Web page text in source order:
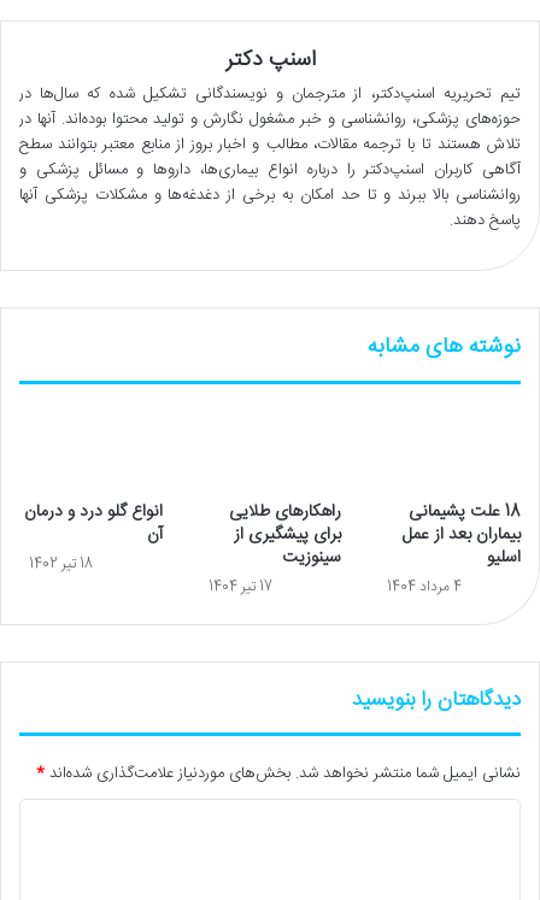
اسنپ دکتر
تیم تحریریه اسنپ‌دکتر، از مترجمان و نویسندگانی تشکیل شده که سال‌ها در
حوزه‌های پزشکی، روانشناسی و خبر مشغول نگارش و تولید محتوا بوده‌اند. آنها در
تلاش هستند تا با ترجمه مقالات، مطالب و اخبار بروز از منابع معتبر بتوانند سطح
آگاهی کاربران اسنپ‌دکتر را درباره انواع بیماری‌ها، داروها و مسائل پزشکی و
روانشناسی بالا ببرند و تا حد امکان به برخی از دغدغه‌ها و مشکلات پزشکی آنها
پاسخ دهند.
نوشته های مشابه
18 علت پشیمانی
بیماران بعد از عمل
اسلیو
4 مرداد 1404
راهکارهای طلایی
برای پیشگیری از
سینوزیت
17 تیر 1404
انواع گلو درد و درمان
آن
18 تیر 1402
دیدگاهتان را بنویسید
نشانی ایمیل شما منتشر نخواهد شد. بخش‌های موردنیاز علامت‌گذاری شده‌اند*